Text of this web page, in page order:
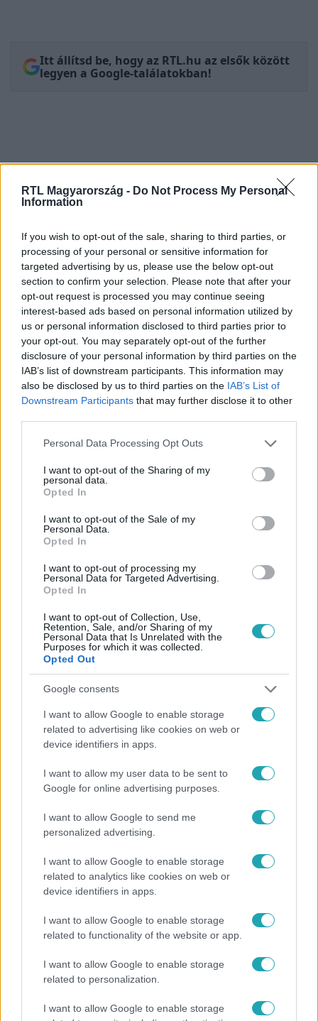
RTL Magyarország - Do Not Process My Personal
Information
If you wish to opt-out of the sale, sharing to third parties, or
processing of your personal or sensitive information for
targeted advertising by us, please use the below opt-out
section to confirm your selection. Please note that after your
opt-out request is processed you may continue seeing
interest-based ads based on personal information utilized by
us or personal information disclosed to third parties prior to
your opt-out. You may separately opt-out of the further
disclosure of your personal information by third parties on the
IAB’s list of downstream participants. This information may
also be disclosed by us to third parties on the IAB’s List of
Downstream Participants that may further disclose it to other
Please note that this website/app uses one or more Google
not limited to your visit or usage behaviour. You may click to
grant or deny consent to Google and its third-party tags to
use your data for below specified purposes in below Google
consent section.
Personal Data Processing Opt Outs
I want to opt-out of the Sharing of my
personal data.
Opted In
I want to opt-out of the Sale of my
Personal Data.
Opted In
I want to opt-out of processing my
Personal Data for Targeted Advertising.
Opted In
I want to opt-out of Collection, Use,
Retention, Sale, and/or Sharing of my
Personal Data that Is Unrelated with the
Purposes for which it was collected.
Opted Out
Google consents
I want to allow Google to enable storage
related to advertising like cookies on web or
device identifiers in apps.
I want to allow my user data to be sent to
Google for online advertising purposes.
I want to allow Google to send me
personalized advertising.
I want to allow Google to enable storage
related to analytics like cookies on web or
device identifiers in apps.
I want to allow Google to enable storage
related to functionality of the website or app.
I want to allow Google to enable storage
related to personalization.
I want to allow Google to enable storage
Itt állítsd be, hogy az RTL.hu az elsők között
legyen a Google-találatokban!
Kövess minket, és értesülj a friss
hírekről a Facebookon is!
Követem
KÉRI LÁSZLÓ
BELFÖLD
Népszerű
13:37
Reggeli
Öt gyereket neveltek fel közösen – szinte
sosem mutatja meg férjét Ungár Anikó